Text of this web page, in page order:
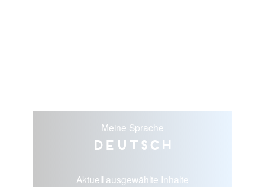
Meine Sprache
Deutsch
Aktuell ausgewählte Inhalte